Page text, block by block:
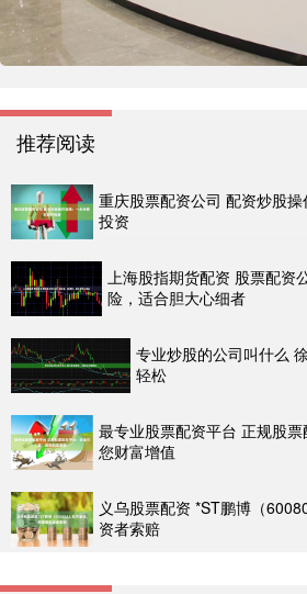
推荐阅读
重庆股票配资公司 配资炒股
投资
上海股指期货配资 股票配资
险，适合胆大心细者
专业炒股的公司叫什么
轻松
最专业股票配资平台 正规股
您财富增值
义乌股票配资 *ST鹏博（
资者索赔